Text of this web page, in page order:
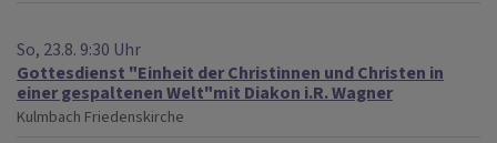
So, 23.8. 9:30 Uhr
Gottesdienst "Einheit der Christinnen und Christen in
einer gespaltenen Welt"mit Diakon i.R. Wagner
Kulmbach Friedenskirche